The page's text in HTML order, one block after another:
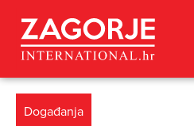
Događanja